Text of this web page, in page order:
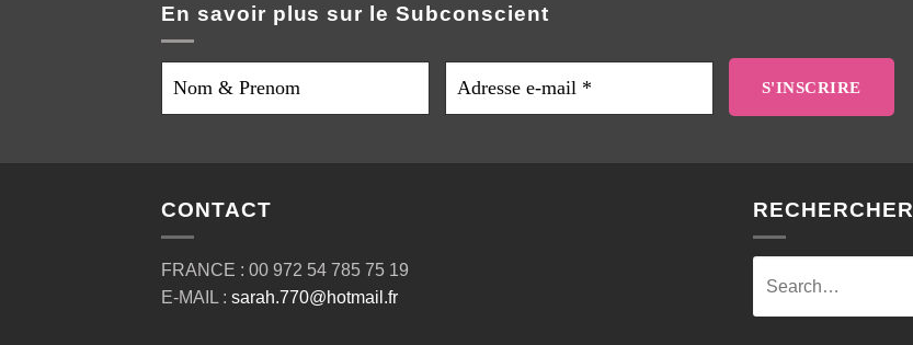
En savoir plus sur le Subconscient
&
Prenom
e-
mail
CONTACT
FRANCE : 00 972 54 785 75 19
E-MAIL : sarah.770@hotmail.fr
RECHERCHER